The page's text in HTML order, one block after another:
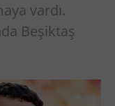
vardı.
Beşiktaş